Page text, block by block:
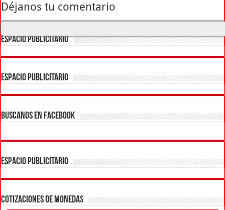
Déjanos tu comentario
ESPACIO PUBLICITARIO
ESPACIO PUBLICITARIO
BUSCANOS EN FACEBOOK
ESPACIO PUBLICITARIO
COTIZACIONES DE MONEDAS